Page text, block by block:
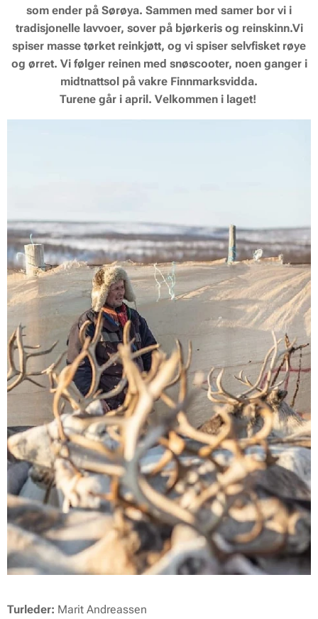
som ender på Sørøya. Sammen med samer bor vi i
tradisjonelle lavvoer, sover på bjørkeris og reinskinn.Vi
spiser masse tørket reinkjøtt, og vi spiser selvfisket røye
og ørret. Vi følger reinen med snøscooter, noen ganger i
midtnattsol på vakre Finnmarksvidda.
Turene går i april. Velkommen i laget!
Turleder: Marit Andreassen